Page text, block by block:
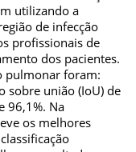
utilizando a
de infecção
profissionais de
dos pacientes.
pulmonar foram:
sobre união (IoU) de
96,1%. Na
os melhores